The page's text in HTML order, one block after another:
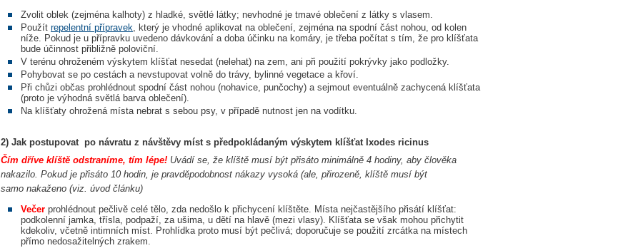
Zvolit oblek (zejména kalhoty) z hladké, světlé látky; nevhodné je tmavé oblečení z látky s vlasem.
Použít repelentní přípravek, který je vhodné aplikovat na oblečení, zejména na spodní část nohou, od kolen
níže. Pokud je u přípravku uvedeno dávkování a doba účinku na komáry, je třeba počítat s tím, že pro klíšťata
bude účinnost přibližně poloviční.
V terénu ohroženém výskytem klíšťat nesedat (nelehat) na zem, ani při použití pokrývky jako podložky.
Pohybovat se po cestách a nevstupovat volně do trávy, bylinné vegetace a křoví.
Při chůzi občas prohlédnout spodní část nohou (nohavice, punčochy) a sejmout eventuálně zachycená klíšťata
(proto je výhodná světlá barva oblečení).
Na klíšťaty ohrožená místa nebrat s sebou psy, v případě nutnost jen na vodítku.
2) Jak postupovat po návratu z návštěvy míst s předpokládaným výskytem klíšťat Ixodes ricinus
Čím dříve klíště odstraníme, tím lépe! Uvádí se, že klíště musí být přisáto minimálně 4 hodiny, aby člověka
nakazilo. Pokud je přisáto 10 hodin, je pravděpodobnost nákazy vysoká (ale, přirozeně, klíště musí být
samo nakaženo (viz. úvod článku)
Večer prohlédnout pečlivě celé tělo, zda nedošlo k přichycení klíštěte. Místa nejčastějšího přisátí klíšťat:
podkolenní jamka, třísla, podpaží, za ušima, u dětí na hlavě (mezi vlasy). Klíšťata se však mohou přichytit
kdekoliv, včetně intimních míst. Prohlídka proto musí být pečlivá; doporučuje se použití zrcátka na místech
přímo nedosažitelných zrakem.